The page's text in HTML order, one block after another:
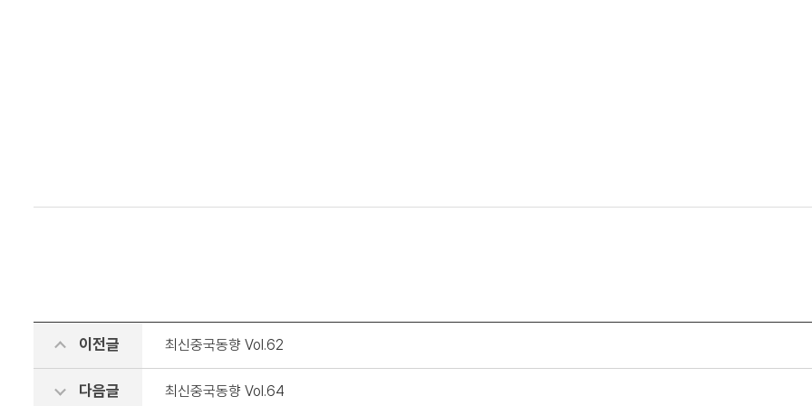
이전글 최신중국동향 Vol.62
다음글 최신중국동향 Vol.64